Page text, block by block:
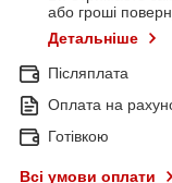
або гроші
Детальніше
Післяплата
Оплата на
Готівкою
Всі умови оплати